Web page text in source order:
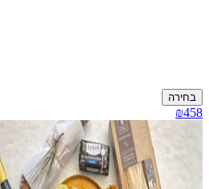
בחירה
₪458